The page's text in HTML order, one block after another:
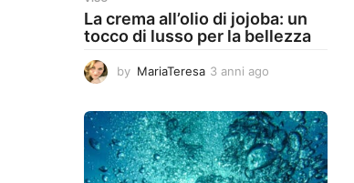
La crema all’olio di jojoba: un
tocco di lusso per la bellezza
by MariaTeresa 3 anni ago
n
i
a
g